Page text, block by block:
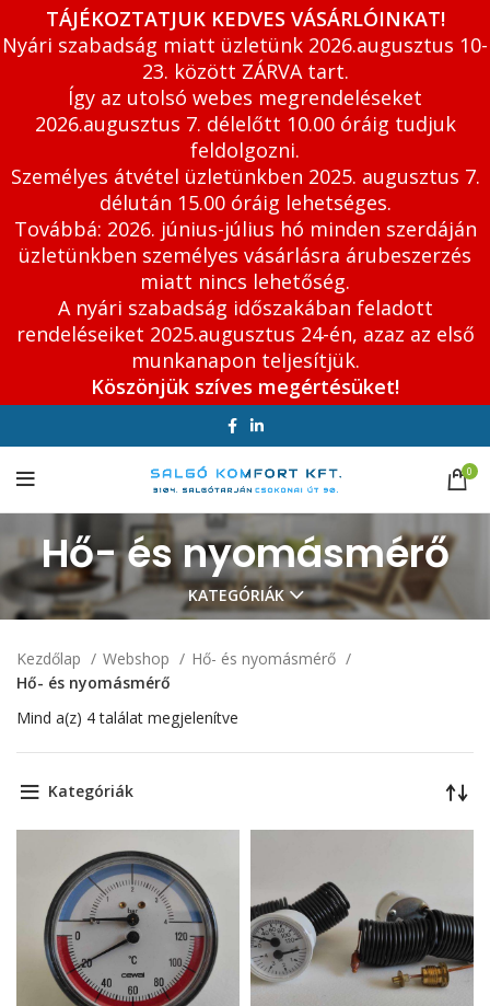
TÁJÉKOZTATJUK KEDVES VÁSÁRLÓINKAT!
Nyári szabadság miatt üzletünk 2026.augusztus 10-
23. között ZÁRVA tart.
Így az utolsó webes megrendeléseket
2026.augusztus 7. délelőtt 10.00 óráig tudjuk
feldolgozni.
Személyes átvétel üzletünkben 2025. augusztus 7.
délután 15.00 óráig lehetséges.
Továbbá: 2026. június-július hó minden szerdáján
üzletünkben személyes vásárlásra árubeszerzés
miatt nincs lehetőség.
A nyári szabadság időszakában feladott
rendeléseiket 2025.augusztus 24-én, azaz az első
munkanapon teljesítjük.
Köszönjük szíves megértésüket!
0
Hő- és nyomásmérő
KATEGÓRIÁK
Kezdőlap Webshop
Hő- és nyomásmérő
Hő- és nyomásmérő
Mind a(z) 4 találat megjelenítve
Kategóriák